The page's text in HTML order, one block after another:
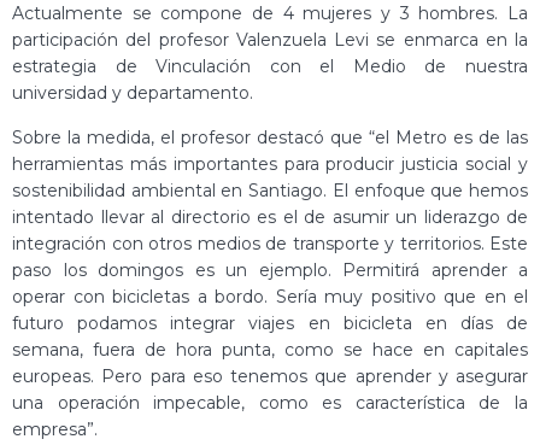
Actualmente se compone de 4 mujeres y 3 hombres. La
participación del profesor Valenzuela Levi se enmarca en la
estrategia de Vinculación con el Medio de nuestra
universidad y departamento.
Sobre la medida, el profesor destacó que “el Metro es de las
herramientas más importantes para producir justicia social y
sostenibilidad ambiental en Santiago. El enfoque que hemos
intentado llevar al directorio es el de asumir un liderazgo de
integración con otros medios de transporte y territorios. Este
paso los domingos es un ejemplo. Permitirá aprender a
operar con bicicletas a bordo. Sería muy positivo que en el
futuro podamos integrar viajes en bicicleta en días de
semana, fuera de hora punta, como se hace en capitales
europeas. Pero para eso tenemos que aprender y asegurar
una operación impecable, como es característica de la
empresa”.